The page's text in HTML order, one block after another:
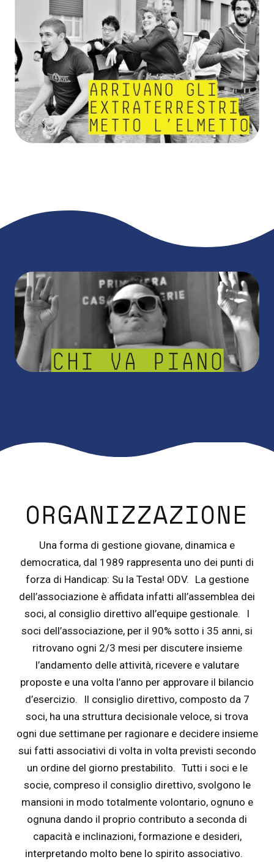
ORGANIZZAZIONE
Una forma di gestione giovane, dinamica e
democratica, dal 1989 rappresenta uno dei punti di
forza di Handicap: Su la Testa! ODV. La gestione
dell’associazione è affidata infatti all’assemblea dei
soci, al consiglio direttivo all’equipe gestionale. I
soci dell’associazione, per il 90% sotto i 35 anni, si
ritrovano ogni 2/3 mesi per discutere insieme
l’andamento delle attività, ricevere e valutare
proposte e una volta l’anno per approvare il bilancio
d’esercizio. Il consiglio direttivo, composto da 7
soci, ha una struttura decisionale veloce, si trova
ogni due settimane per ragionare e decidere insieme
sui fatti associativi di volta in volta previsti secondo
un ordine del giorno prestabilito. Tutti i soci e le
socie, compreso il consiglio direttivo, svolgono le
mansioni in modo totalmente volontario, ognuno e
ognuna dando il proprio contributo a seconda di
capacità e inclinazioni, formazione e desideri,
interpretando molto bene lo spirito associativo.